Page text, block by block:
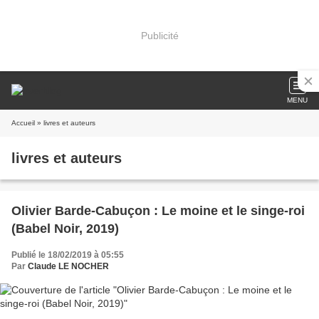
Publicité
MENU
Accueil » livres et auteurs
livres et auteurs
Olivier Barde-Cabuçon : Le moine et le singe-roi
(Babel Noir, 2019)
Publié le 18/02/2019 à 05:55
Par Claude LE NOCHER